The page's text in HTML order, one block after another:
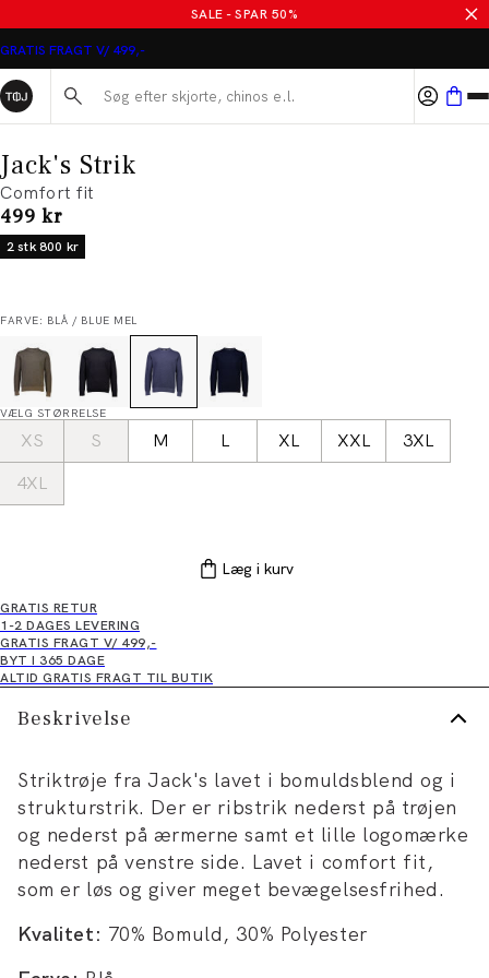
SALE - SPAR 50%
GRATIS FRAGT V/ 499,-
Søg her...
Jack's Strik
Comfort fit
I alt (inkl. rabat)
499 kr
2 stk 800 kr
FARVE: BLÅ / BLUE MEL
VÆLG STØRRELSE
XS S M L XL XXL
3XL
4XL
Læg i kurv
GRATIS RETUR
1-2 DAGES LEVERING
GRATIS FRAGT V/ 499,-
BYT I 365 DAGE
ALTID GRATIS FRAGT TIL BUTIK
Beskrivelse
Striktrøje fra Jack's lavet i bomuldsblend og i
strukturstrik. Der er ribstrik nederst på trøjen
og nederst på ærmerne samt et lille logomærke
nederst på venstre side. Lavet i comfort fit,
som er løs og giver meget bevægelsesfrihed.
Kvalitet: 70% Bomuld, 30% Polyester